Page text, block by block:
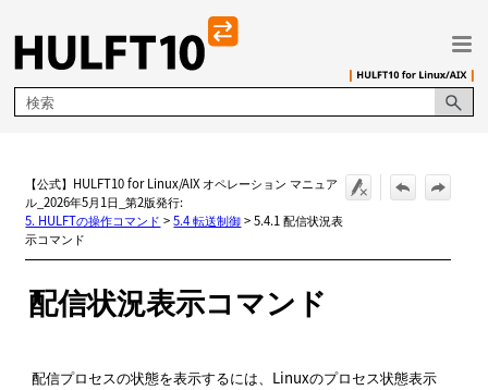
メイン コンテンツにスキップ
【公式】HULFT10 for Linux/AIX オペレーション マニュア
ル_2026年5月1日_第2版発行:
5. HULFTの操作コマンド >5.4 転送制御>5.4.1 配信状況表
示コマンド
配信状況表示コマンド
配信プロセスの状態を表示するには、Linuxのプロセス状態表示